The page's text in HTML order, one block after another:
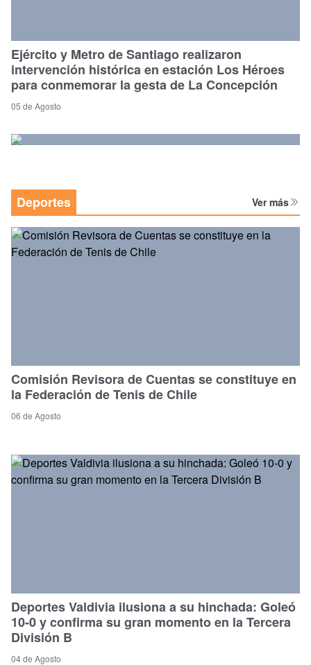
Ejército y Metro de Santiago realizaron
intervención histórica en estación Los Héroes
para conmemorar la gesta de La Concepción
05 de Agosto
Deportes Ver más
Comisión Revisora de Cuentas se constituye en
la Federación de Tenis de Chile
06 de Agosto
Deportes Valdivia ilusiona a su hinchada: Goleó
10-0 y confirma su gran momento en la Tercera
División B
04 de Agosto